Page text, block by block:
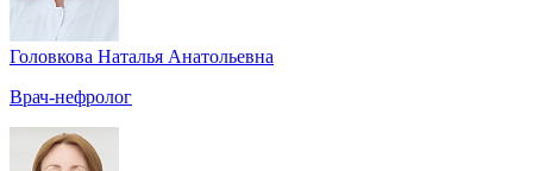
Головкова Наталья Анатольевна
Врач-нефролог